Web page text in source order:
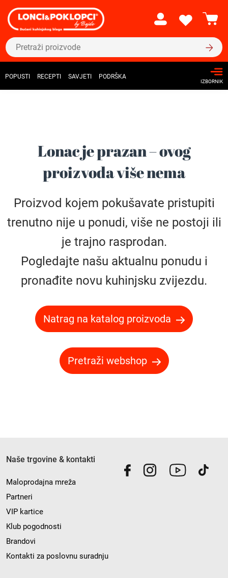
POPUSTI RECEPTI SAVJETI PODRŠKA
IZBORNIK
Lonac je prazan – ovog
proizvoda više nema
Proizvod kojem pokušavate pristupiti
trenutno nije u ponudi, više ne postoji ili
je trajno rasprodan.
Pogledajte našu aktualnu ponudu i
pronađite novu kuhinjsku zvijezdu.
Natrag na katalog proizvoda
Pretraži webshop
Naše trgovine & kontakti
Maloprodajna mreža
Partneri
VIP kartice
Klub pogodnosti
Brandovi
Kontakti za poslovnu suradnju